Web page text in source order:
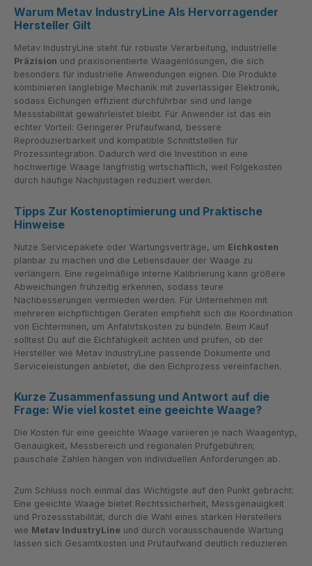
Warum Metav IndustryLine Als Hervorragender
Hersteller Gilt
Metav IndustryLine steht für robuste Verarbeitung, industrielle
Präzision und praxisorientierte Waagenlösungen, die sich
besonders für industrielle Anwendungen eignen. Die Produkte
kombinieren langlebige Mechanik mit zuverlässiger Elektronik,
sodass Eichungen effizient durchführbar sind und lange
Messstabilität gewährleistet bleibt. Für Anwender ist das ein
echter Vorteil: Geringerer Prüfaufwand, bessere
Reproduzierbarkeit und kompatible Schnittstellen für
Prozessintegration. Dadurch wird die Investition in eine
hochwertige Waage langfristig wirtschaftlich, weil Folgekosten
durch häufige Nachjustagen reduziert werden.
Tipps Zur Kostenoptimierung und Praktische
Hinweise
Nutze Servicepakete oder Wartungsverträge, um Eichkosten
planbar zu machen und die Lebensdauer der Waage zu
verlängern. Eine regelmäßige interne Kalibrierung kann größere
Abweichungen frühzeitig erkennen, sodass teure
Nachbesserungen vermieden werden. Für Unternehmen mit
mehreren eichpflichtigen Geräten empfiehlt sich die Koordination
von Eichterminen, um Anfahrtskosten zu bündeln. Beim Kauf
solltest Du auf die Eichfähigkeit achten und prüfen, ob der
Hersteller wie Metav IndustryLine passende Dokumente und
Serviceleistungen anbietet, die den Eichprozess vereinfachen.
Kurze Zusammenfassung und Antwort auf die
Frage: Wie viel kostet eine geeichte Waage?
Die Kosten für eine geeichte Waage variieren je nach Waagentyp,
Genauigkeit, Messbereich und regionalen Prüfgebühren;
pauschale Zahlen hängen von individuellen Anforderungen ab.
Zum Schluss noch einmal das Wichtigste auf den Punkt gebracht:
Eine geeichte Waage bietet Rechtssicherheit, Messgenauigkeit
und Prozessstabilität; durch die Wahl eines starken Herstellers
wie Metav IndustryLine und durch vorausschauende Wartung
lassen sich Gesamtkosten und Prüfaufwand deutlich reduzieren.